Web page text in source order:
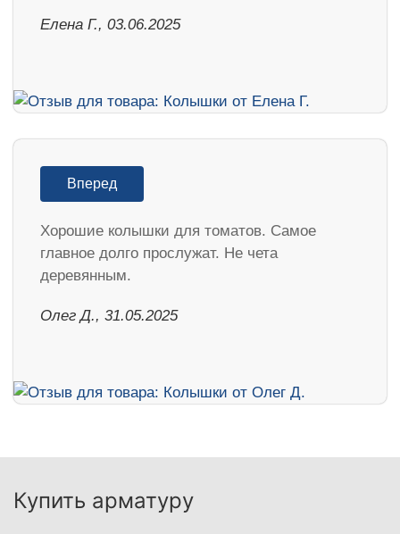
Елена Г., 03.06.2025
Вперед
Хорошие колышки для томатов. Самое
главное долго прослужат. Не чета
деревянным.
Олег Д., 31.05.2025
Купить арматуру